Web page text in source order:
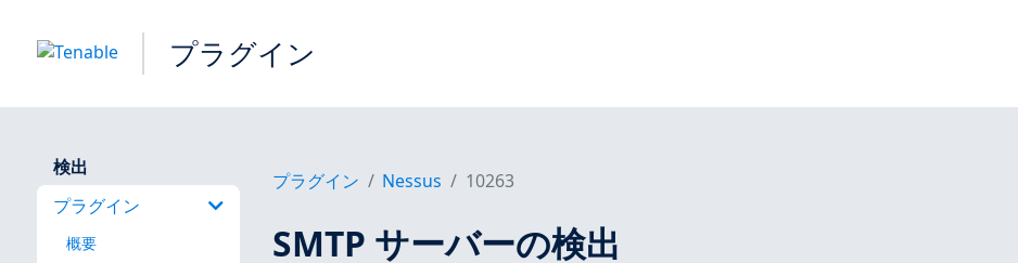
プラグイン
検出
プラグイン
概要
プラグイン Nessus 10263
SMTP サーバーの検出